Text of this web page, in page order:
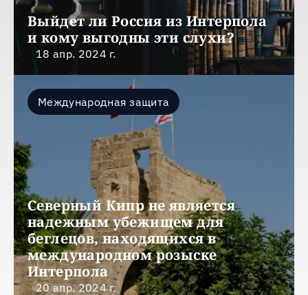
Выйдет ли Россия из Интерпола
и кому выгодны эти слухи?
18 апр. 2024 г.
Международная защита
Северный Кипр не является
надежным убежищем для
беглецов, находящихся в
международном розыске
Интерпола
20 апр. 2024 г.